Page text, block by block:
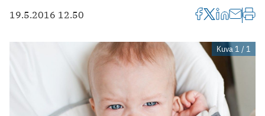
19.5.2016 12.50
Kuva 1 / 1